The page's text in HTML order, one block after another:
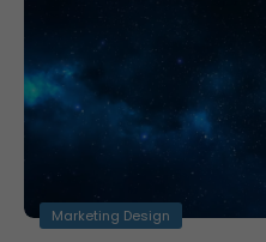
Marketing Design